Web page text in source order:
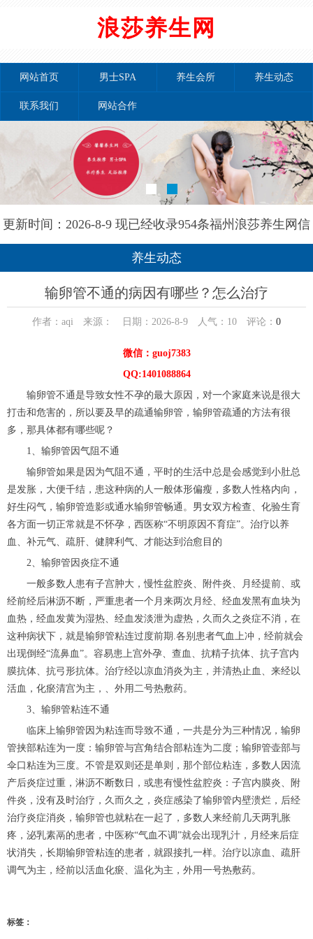
浪莎养生网
网站首页 男士SPA 养生会所 养生动态
联系我们 网站合作
更新时间：2026-8-9 现已经收录954条福州浪莎养生网信
息
养生动态
输卵管不通的病因有哪些？怎么治疗
作者：aqi 来源： 日期：2026-8-9 人气： 10 评论： 0
微信：guoj7383
QQ:1401088864
输卵管不通是导致女性不孕的最大原因，对一个家庭来说是很大
打击和危害的，所以要及早的疏通输卵管，输卵管疏通的方法有很
多，那具体都有哪些呢？
1、输卵管因气阻不通
输卵管如果是因为气阻不通，平时的生活中总是会感觉到小肚总
是发胀，大便千结，患这种病的人一般体形偏瘦，多数人性格内向，
好生闷气，输卵管造影或通水输卵管畅通。男女双方检查、化验生育
各方面一切正常就是不怀孕，西医称“不明原因不育症”。治疗以养
血、补元气、疏肝、健脾利气、才能达到治愈目的
2、输卵管因炎症不通
一般多数人患有子宫肿大，慢性盆腔炎、附件炎、月经提前、或
经前经后淋沥不断，严重患者一个月来两次月经、经血发黑有血块为
血热，经血发黄为湿热、经血发淡泄为虚热，久而久之炎症不消，在
这种病状下，就是输卵管粘连过度前期.各别患者气血上冲，经前就会
出现倒经“流鼻血”。容易患上宫外孕、查血、抗精子抗体、抗子宫内
膜抗体、抗弓形抗体。治疗经以凉血消炎为主，并清热止血、来经以
活血，化瘀清宫为主，、外用二号热敷药。
3、输卵管粘连不通
临床上输卵管因为粘连而导致不通，一共是分为三种情况，输卵
管挟部粘连为一度：输卵管与宫角结合部粘连为二度；输卵管壶部与
伞口粘连为三度。不管是双则还是单则，那个部位粘连，多数人因流
产后炎症过重，淋沥不断数日，或患有慢性盆腔炎：子宫内膜炎、附
件炎，没有及时治疗，久而久之，炎症感染了输卵管内壁溃烂，后经
治疗炎症消炎，输卵管也就粘在一起了，多数人来经前几天两乳胀
疼，泌乳素鬲的患者，中医称“气血不调”就会出现乳汁，月经来后症
状消失，长期输卵管粘连的患者，就跟接扎一样。治疗以凉血、疏肝
调气为主，经前以活血化瘀、温化为主，外用一号热敷药。
标签：